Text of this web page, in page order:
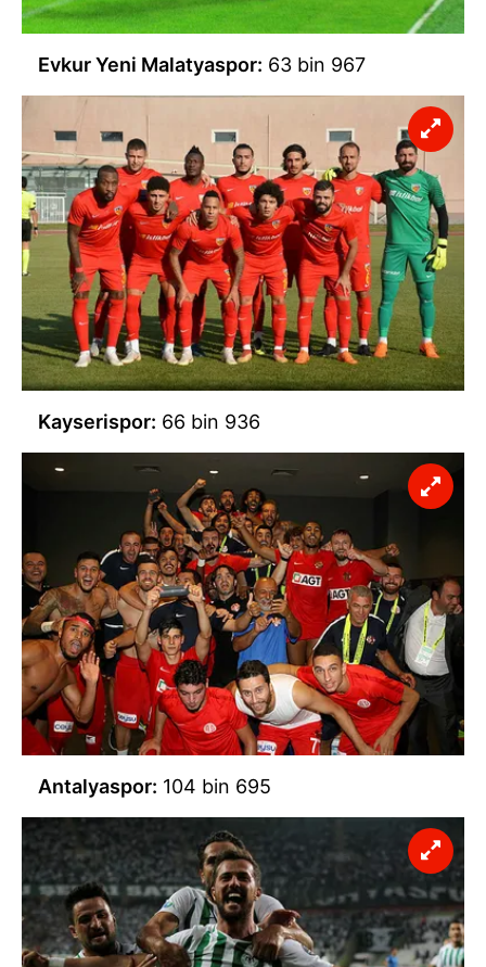
Evkur Yeni Malatyaspor: 63 bin 967
Kayserispor: 66 bin 936
Antalyaspor: 104 bin 695